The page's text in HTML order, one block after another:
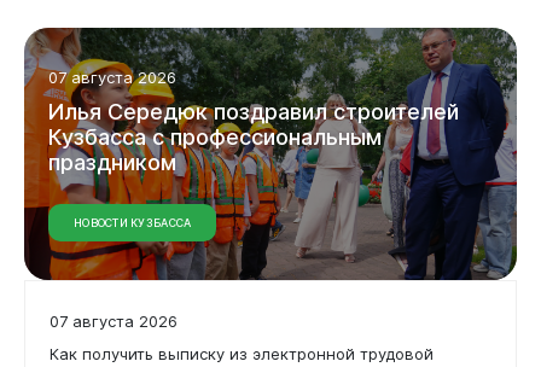
07 августа 2026
Илья Середюк поздравил строителей
Кузбасса с профессиональным
праздником
НОВОСТИ КУЗБАССА
07 августа 2026
Как получить выписку из электронной трудовой